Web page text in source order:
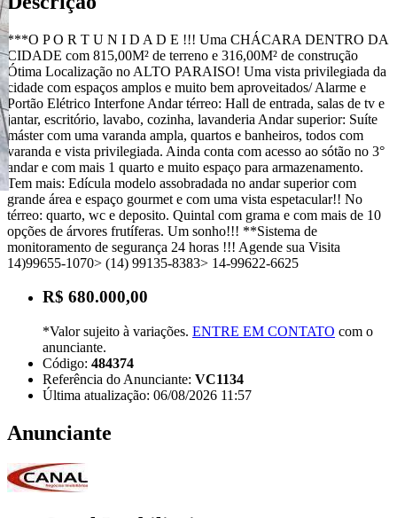
***O P O R T U N I D A D E !!! Uma CHÁCARA DENTRO DA
CIDADE com 815,00M² de terreno e 316,00M² de construção
Ótima Localização no ALTO PARAISO! Uma vista privilegiada da
cidade com espaços amplos e muito bem aproveitados/ Alarme e
Portão Elétrico Interfone Andar térreo: Hall de entrada, salas de tv e
jantar, escritório, lavabo, cozinha, lavanderia Andar superior: Suíte
máster com uma varanda ampla, quartos e banheiros, todos com
varanda e vista privilegiada. Ainda conta com acesso ao sótão no 3°
andar e com mais 1 quarto e muito espaço para armazenamento.
Tem mais: Edícula modelo assobradada no andar superior com
grande área e espaço gourmet e com uma vista espetacular!! No
térreo: quarto, wc e deposito. Quintal com grama e com mais de 10
opções de árvores frutíferas. Um sonho!!! **Sistema de
monitoramento de segurança 24 horas !!! Agende sua Visita
14)99655-1070> (14) 99135-8383> 14-99622-6625
R$ 680.000,00
*Valor sujeito à variações. ENTRE EM CONTATO com o
anunciante.
Código: 484374
Referência do Anunciante: VC1134
Última atualização: 06/08/2026 11:57
Anunciante